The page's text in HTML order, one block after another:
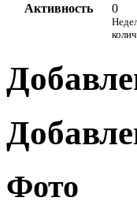
Активность
0
Фото